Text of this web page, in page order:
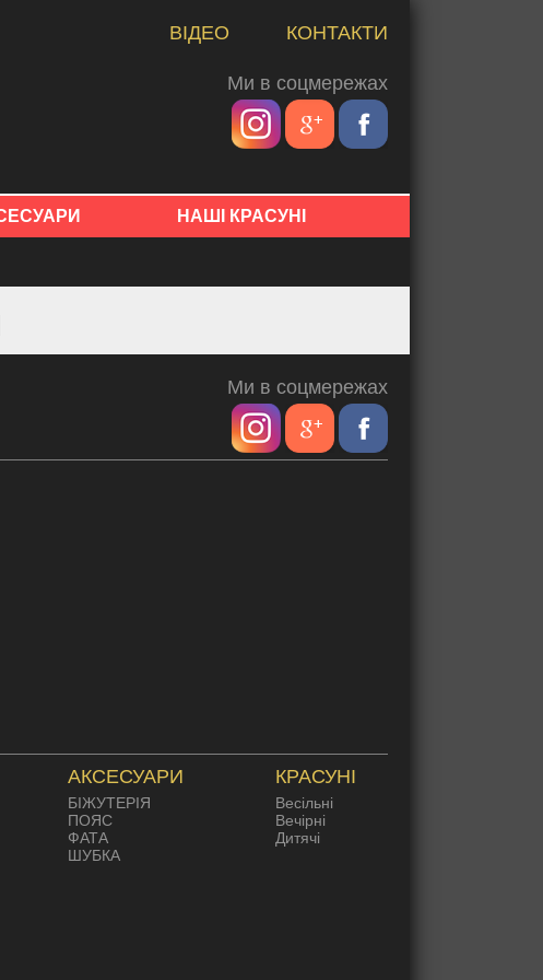
ВІДЕО КОНТАКТИ
Ми в соцмережах
НАШІ КРАСУНІ
Ми в соцмережах
АКСЕСУАРИ
БІЖУТЕРІЯ
ПОЯС
ФАТА
ШУБКА
КРАСУНІ
Весільні
Вечірні
Дитячі